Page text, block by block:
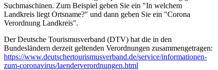
Suchmaschinen. Zum Beispiel geben Sie ein "In welchem
Landkreis liegt Ortsname?" und dann geben Sie ein "Corona
Verordnung Landkreis".
Der Deutsche Tourismusverband (DTV) hat die in den
Bundesländern derzeit geltenden Verordnungen zusammengetragen:
https://www.deutscher­tourismusverband.de/­service/­informationen-
zum-coronavirus/­laenderverordnungen.html